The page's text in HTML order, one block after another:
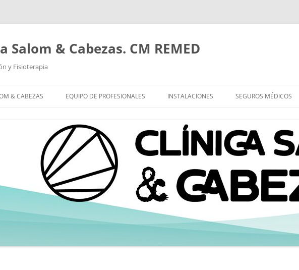
Salom & Cabezas. CM REMED
y Fisioterapia
& CABEZAS EQUIPO DE PROFESIONALES INSTALACIONES SEGUROS MÉDICOS